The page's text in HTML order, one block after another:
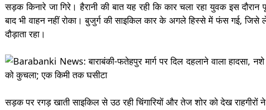
सड़क किनारे जा गिरे। हैरानी की बात यह रही कि कार चला रहा युवक इस
बाद भी वाहन नहीं रोका। बुजुर्ग की साइकिल कार के अगले हिस्से में फंस गई,
दौड़ाता रहा।
सड़क पर रगड़ खाती साइकिल से उठ रही चिंगारियों और तेज शोर को देख राहगीरों